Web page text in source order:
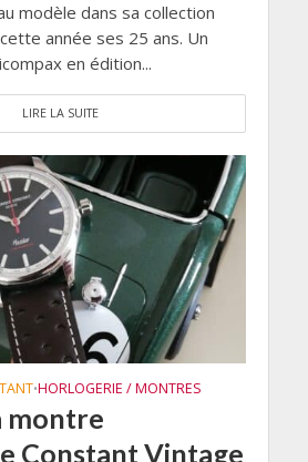
modèle dans sa collection
année ses 25 ans. Un
en édition...
LIRE LA SUITE
•HORLOGERIE / MONTRES
montre
Constant Vintage